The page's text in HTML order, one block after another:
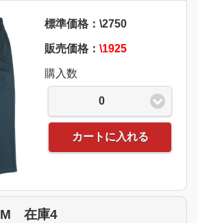
標準価格：\2750
販売価格： \1925
購入数
0
カートに入れる
在庫4click to collapse